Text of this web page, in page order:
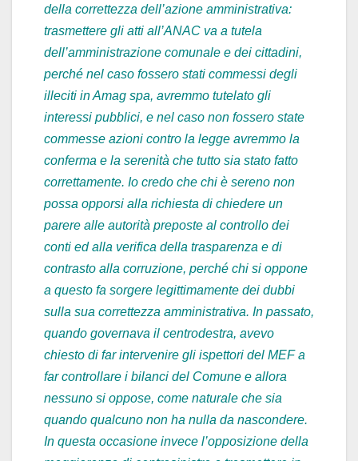
della correttezza dell’azione amministrativa:
trasmettere gli atti all’ANAC va a tutela
dell’amministrazione comunale e dei cittadini,
perché nel caso fossero stati commessi degli
illeciti in Amag spa, avremmo tutelato gli
interessi pubblici, e nel caso non fossero state
commesse azioni contro la legge avremmo la
conferma e la serenità che tutto sia stato fatto
correttamente. Io credo che chi è sereno non
possa opporsi alla richiesta di chiedere un
parere alle autorità preposte al controllo dei
conti ed alla verifica della trasparenza e di
contrasto alla corruzione, perché chi si oppone
a questo fa sorgere legittimamente dei dubbi
sulla sua correttezza amministrativa. In passato,
quando governava il centrodestra, avevo
chiesto di far intervenire gli ispettori del MEF a
far controllare i bilanci del Comune e allora
nessuno si oppose, come naturale che sia
quando qualcuno non ha nulla da nascondere.
In questa occasione invece l’opposizione della